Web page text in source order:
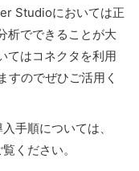
Studioにおいては正
析でできることが大
てはコネクタを利用
すのでぜひご活用く
手順については、
ください。